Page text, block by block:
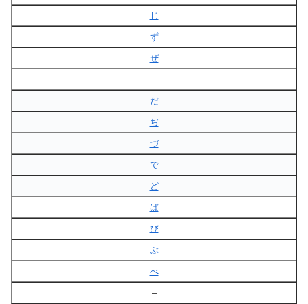
じ
ず
ぜ
–
だ
ぢ
づ
で
ど
ば
び
ぶ
べ
–